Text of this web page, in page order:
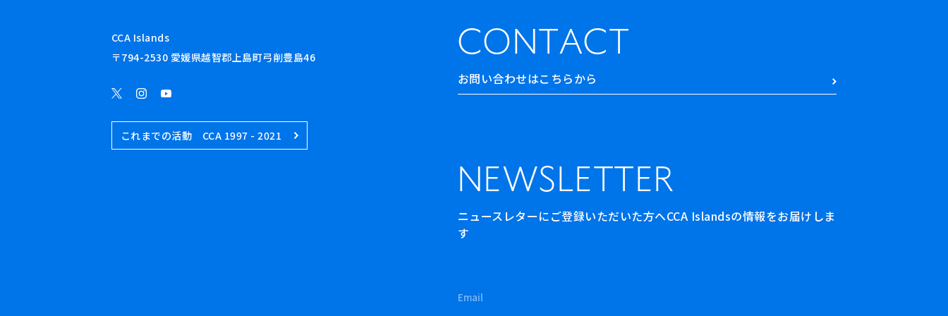
CONTACT
お問い合わせはこちらから
NEWSLETTER
ニュースレターにご登録いただいた方へCCA Islandsの情報をお届けしま
す
CCA Islands
〒794-2530 愛媛県越智郡上島町弓削豊島46
これまでの活動 CCA 1997 - 2021